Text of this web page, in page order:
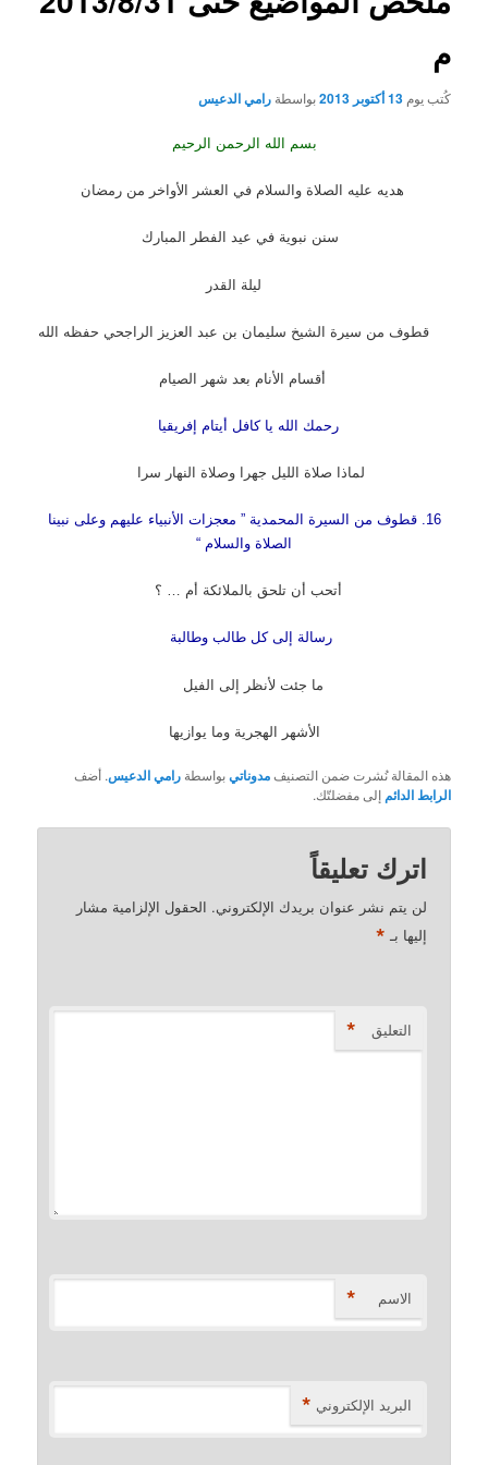
م
كُتب يوم13 أكتوبر 2013 بواسطةرامي الدعيس
بسم الله الرحمن الرحيم
هديه عليه الصلاة والسلام في العشر الأواخر من رمضان
سنن نبوية في عيد الفطر المبارك
ليلة القدر
قطوف من سيرة الشيخ سليمان بن عبد العزيز الراجحي حفظه الله
أقسام الأنام بعد شهر الصيام
رحمك الله يا كافل أيتام إفريقيا
لماذا صلاة الليل جهرا وصلاة النهار سرا
16. قطوف من السيرة المحمدية ” معجزات الأنبياء عليهم وعلى نبينا
الصلاة والسلام “
أتحب أن تلحق بالملائكة أم … ؟
رسالة إلى كل طالب وطالبة
ما جئت لأنظر إلى الفيل
الأشهر الهجرية وما يوازيها
هذه المقالة نُشرت ضمن التصنيفمدوناتيبواسطةرامي الدعيس. أضف
الرابط الدائم إلى مفضلتّك.
اترك تعليقاً
لن يتم نشر عنوان بريدك الإلكتروني. الحقول الإلزامية مشار
إليها بـ *
التعليق *
الاسم *
البريد الإلكتروني *